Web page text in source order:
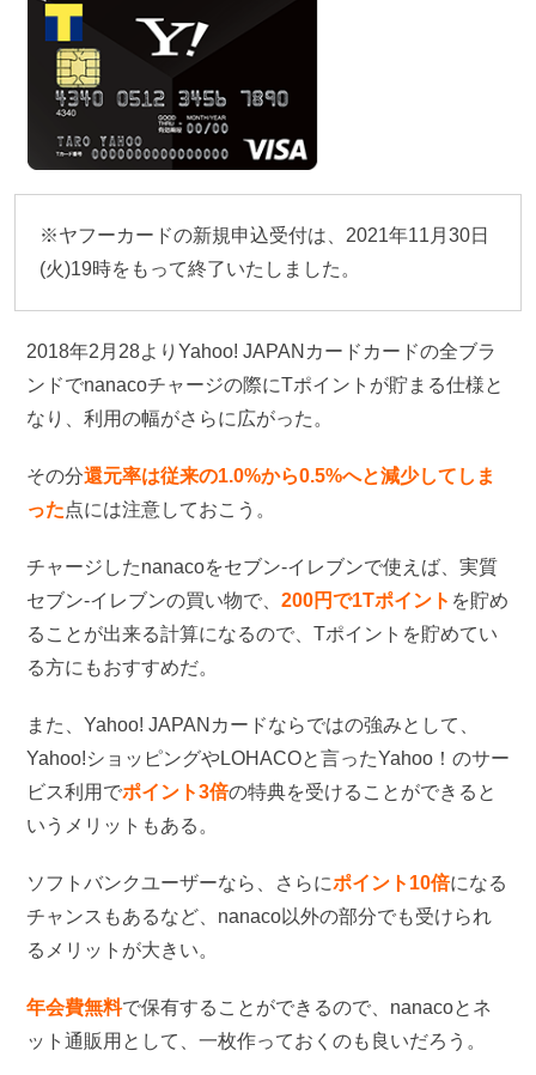
※ヤフーカードの新規申込受付は、2021年11月30日
(火)19時をもって終了いたしました。
2018年2月28よりYahoo! JAPANカードカードの全ブラ
ンドでnanacoチャージの際にTポイントが貯まる仕様と
なり、利用の幅がさらに広がった。
その分還元率は従来の1.0%から0.5%へと減少してしま
った点には注意しておこう。
チャージしたnanacoをセブン-イレブンで使えば、実質
セブン-イレブンの買い物で、 200円で1Tポイント を貯め
ることが出来る計算になるので、Tポイントを貯めてい
る方にもおすすめだ。
また、Yahoo! JAPANカードならではの強みとして、
Yahoo!ショッピングやLOHACOと言ったYahoo！のサー
ビス利用でポイント3倍の特典を受けることができると
いうメリットもある。
ソフトバンクユーザーなら、さらにポイント10倍になる
チャンスもあるなど、nanaco以外の部分でも受けられ
るメリットが大きい。
年会費無料で保有することができるので、nanacoとネ
ット通販用として、一枚作っておくのも良いだろう。